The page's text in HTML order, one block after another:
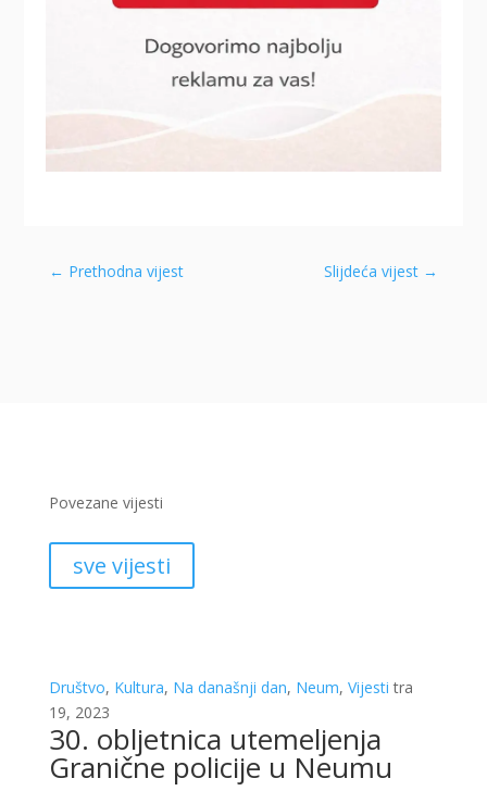
← Prethodna vijest Slijdeća vijest →
Povezane vijesti
sve vijesti
Društvo, Kultura, Na današnji dan, Neum, Vijesti tra
19, 2023
30. obljetnica utemeljenja
Granične policije u Neumu